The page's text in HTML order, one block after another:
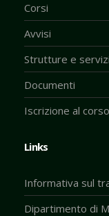
Corsi
Avvisi
Strutture e servizi
Documenti
Iscrizione al
Links
Informativa sul
Dipartimento di